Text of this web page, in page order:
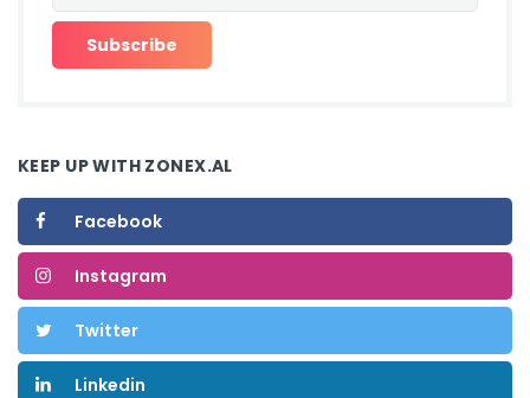
KEEP UP WITH ZONEX.AL
Facebook
Instagram
Twitter
Linkedin